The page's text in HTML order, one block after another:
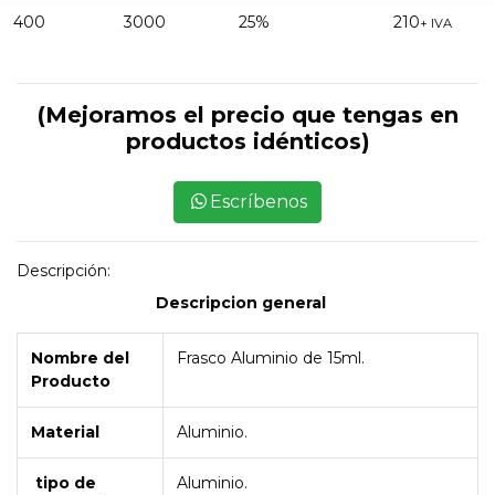
400 3000 25% 210+ IVA
(Mejoramos el precio que tengas en
productos idénticos)
Escríbenos
Descripción:
Descripcion general
Nombre del
Producto
Frasco Aluminio de 15ml.
Material Aluminio.
tipo de
Aluminio.